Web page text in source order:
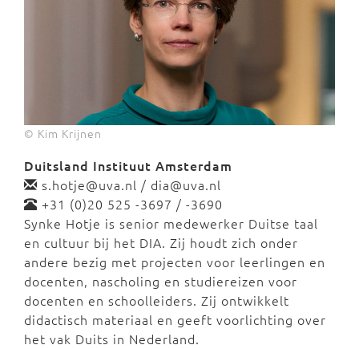
© Kim Krijnen
Duitsland Instituut Amsterdam
s.hotje@uva.nl / dia@uva.nl
+31 (0)20 525 -3697 / -3690
Synke Hotje is senior medewerker Duitse taal
en cultuur bij het DIA. Zij houdt zich onder
andere bezig met projecten voor leerlingen en
docenten, nascholing en studiereizen voor
docenten en schoolleiders. Zij ontwikkelt
didactisch materiaal en geeft voorlichting over
het vak Duits in Nederland.